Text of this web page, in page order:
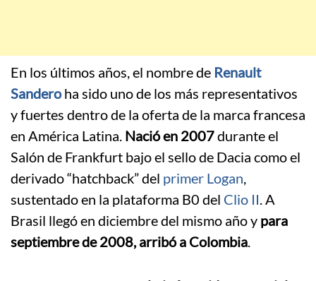
En los últimos años, el nombre de Renault
Sanderoha sido uno de los más representativos
y fuertes dentro de la oferta de la marca francesa
en América Latina. Nació en 2007durante el
Salón de Frankfurt bajo el sello de Dacia como el
derivado “hatchback” del primer Logan,
sustentado en la plataforma B0 del Clio II. A
Brasil llegó en diciembre del mismo año y para
septiembre de 2008, arribó a Colombia.